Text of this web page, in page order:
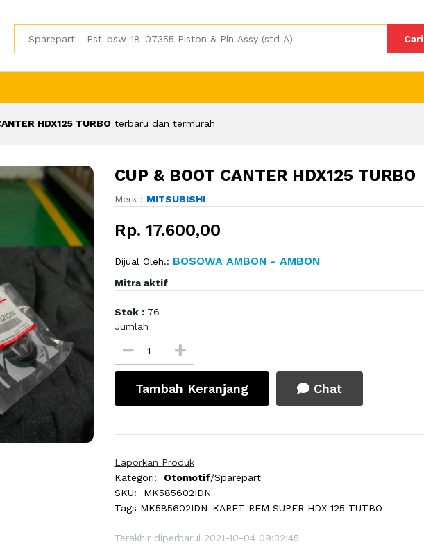
Cari
HDX125 TURBO terbaru dan termurah
CUP & BOOT CANTER HDX125 TURBO
Merk : MITSUBISHI
Rp. 17.600,00
Dijual Oleh.: BOSOWA AMBON - AMBON
Mitra aktif
Stok : 76
Jumlah
Tambah Keranjang Chat
Laporkan Produk
Kategori:
Otomotif/Sparepart
SKU:
MK585602IDN
Tags MK585602IDN-KARET REM SUPER HDX 125 TUTBO
Terakhir diperbarui 2021-10-04 09:32:45